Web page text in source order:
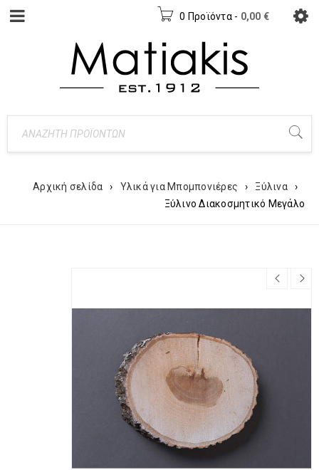
0 Προϊόντα - 0,00 €
Αρχική σελίδα › Υλικά για Μπομπονιέρες › Ξύλινα
›
Ξύλινο Διακοσμητικό Μεγάλο